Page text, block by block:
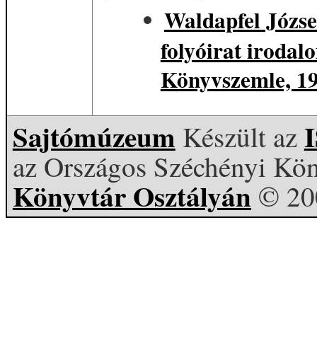
Waldapfel
folyóirat
Könyvszemle,
Sajtómúzeum Készült az
az Országos Széchényi
Könyvtár Osztályán ©